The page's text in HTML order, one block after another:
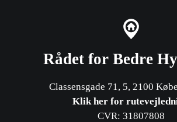
Rådet for Bedre
Classensgade 71, 5, 2100
Klik her for
CVR: 31807808